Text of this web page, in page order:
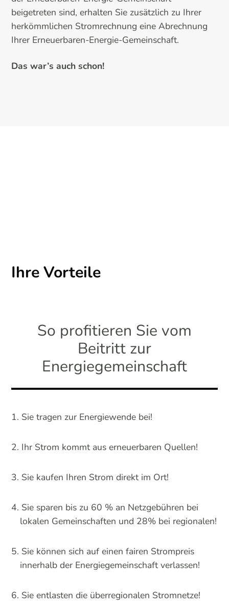
beigetreten sind, erhalten Sie zusätzlich zu Ihrer
herkömmlichen Stromrechnung eine Abrechnung
Ihrer Erneuerbaren-Energie-Gemeinschaft.
Das war’s auch schon!
Ihre Vorteile
So profitieren Sie vom
Beitritt zur
Energiegemeinschaft
Sie tragen zur Energiewende bei!
Ihr Strom kommt aus erneuerbaren Quellen!
Sie kaufen Ihren Strom direkt im Ort!
Sie sparen bis zu 60 % an Netzgebühren bei
lokalen Gemeinschaften und 28% bei regionalen!
Sie können sich auf einen fairen Strompreis
innerhalb der Energiegemeinschaft verlassen!
Sie entlasten die überregionalen Stromnetze!